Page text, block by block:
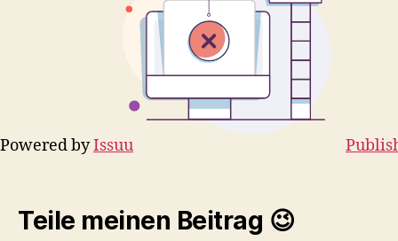
Powered byIssuu
Teile meinen Beitrag 😉